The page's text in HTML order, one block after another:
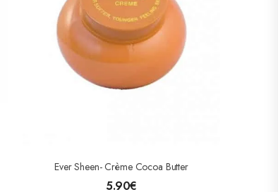
Ever Sheen- Crème Cocoa Butter
5.90€